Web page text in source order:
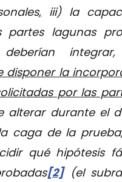
, iii) la
lagunas
disponer la
por las
alterar durante el
caga de la
qué hipótesis
[2](el